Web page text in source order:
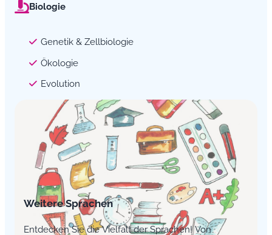
Biologie
Genetik & Zellbiologie
Ökologie
Evolution
Weitere Sprachen
Entdecken Sie die Vielfalt der Sprachen! Von